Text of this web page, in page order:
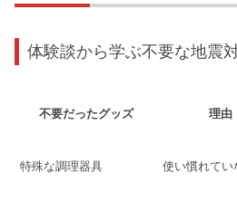
体験談から学ぶ不要な地震
不要だったグッズ 理由
特殊な調理器具 使い慣れてい